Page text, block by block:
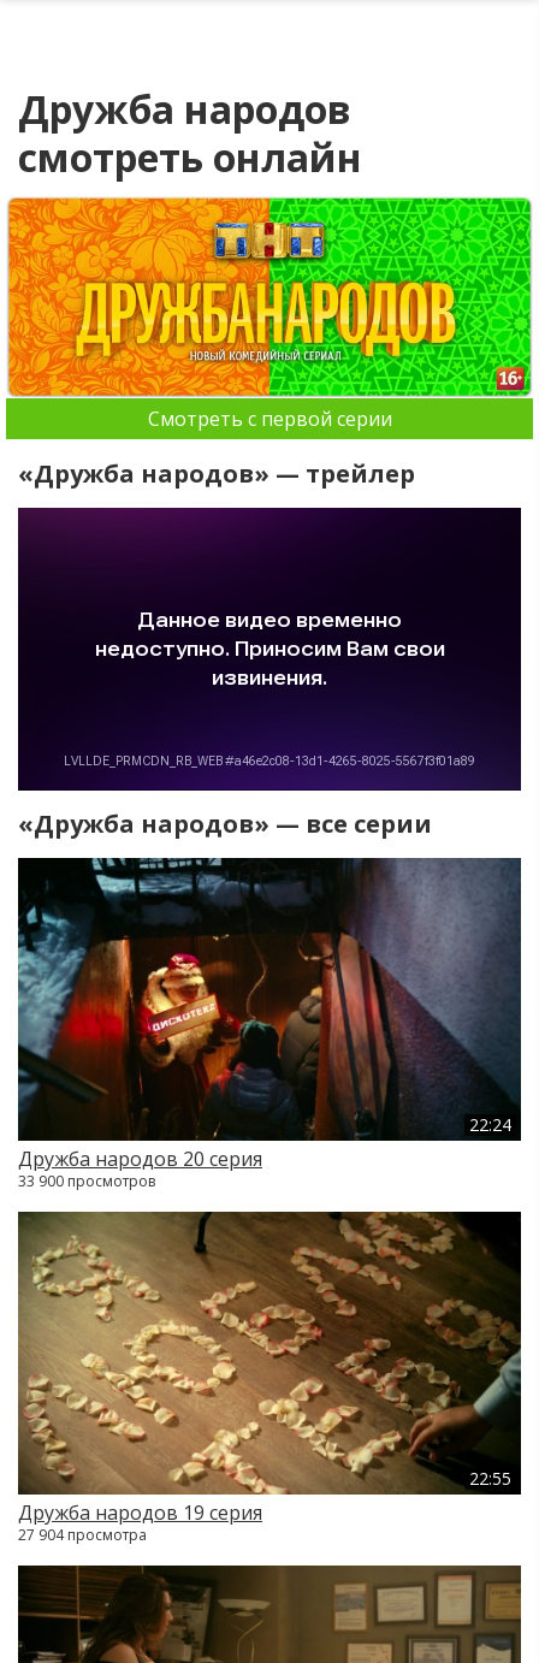
Дружба народов
смотреть онлайн
Смотреть с первой серии
«Дружба народов» — трейлер
«Дружба народов» — все серии
22:24
Дружба народов 20 серия
33 900 просмотров
22:55
Дружба народов 19 серия
27 904 просмотра